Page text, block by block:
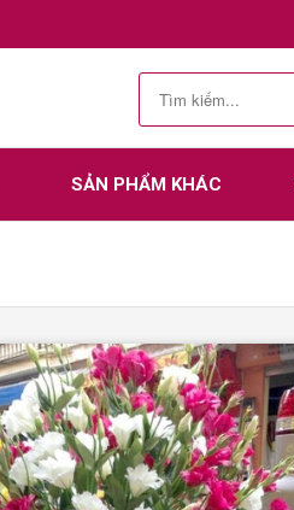
SẢN PHẨM KHÁC